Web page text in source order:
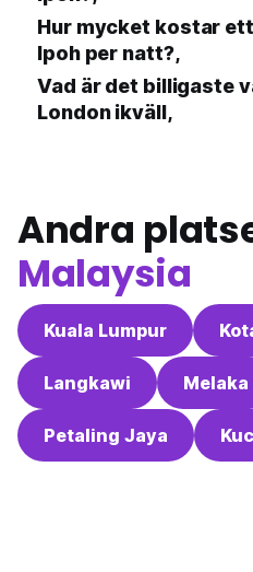
Hur mycket kostar
Ipoh per natt?,
Vad är det billigaste
London ikväll,
Andra
Malaysia
Kuala Lumpur
Langkawi Melaka
Petaling Jaya